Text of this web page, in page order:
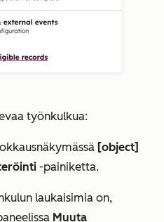
työnkulkua:
[object]
-painiketta.
laukaisimia on,
Muuta